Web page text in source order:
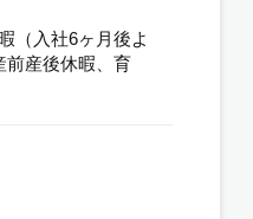
（入社6ヶ月後よ
前産後休暇、育